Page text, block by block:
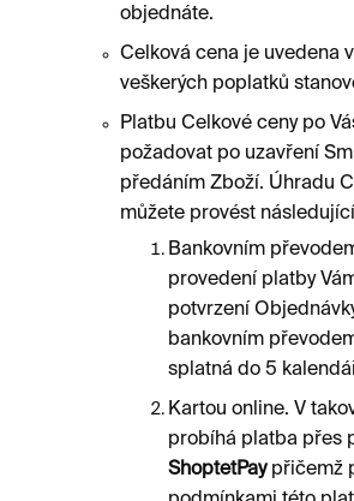
objednáte.
Celková cena je uvedena
veškerých poplatků
Platbu Celkové ceny po
požadovat po uzavření
předáním Zboží. Úhradu
můžete provést
Bankovním
provedení platby
potvrzení
bankovním
splatná do 5
Kartou online. V
probíhá platba přes
ShoptetPaypřičemž